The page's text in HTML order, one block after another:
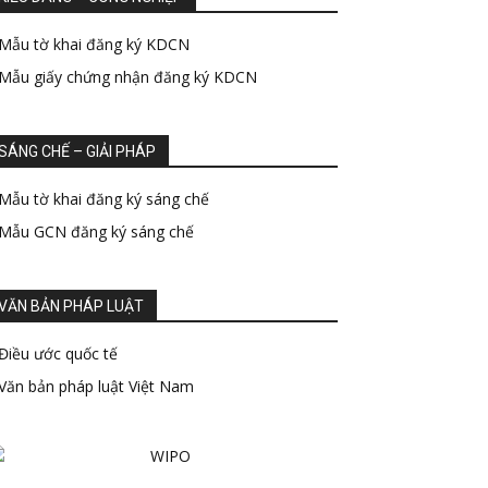
tờ khai đăng ký KDCN
giấy chứng nhận đăng ký KDCN
CHẾ – GIẢI PHÁP
tờ khai đăng ký sáng chế
GCN đăng ký sáng chế
BẢN PHÁP LUẬT
ước quốc tế
bản pháp luật Việt Nam